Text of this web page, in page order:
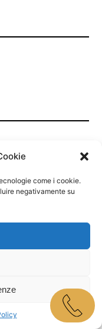
come i cookie.
negativamente su